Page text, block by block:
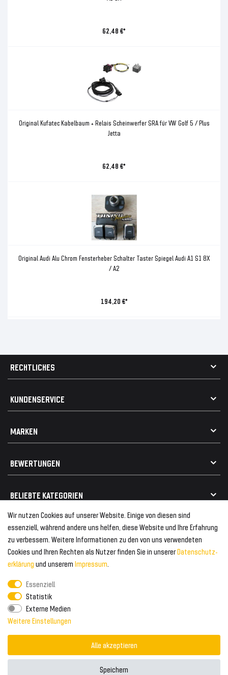
62,48 €*
Original Kufatec Kabelbaum + Relais Scheinwerfer SRA für VW Golf 5 / Plus
Jetta
62,48 €*
Original Audi Alu Chrom Fensterheber Schalter Taster Spiegel Audi A1 S1 8X
/ A2
194,20 €*
Wir nutzen Cookies auf unserer Website. Einige von diesen sind
essenziell, während andere uns helfen, diese Website und Ihre Erfahrung
zu verbessern. Weitere Informationen zu den von uns verwendeten
Cookies und Ihren Rechten als Nutzer finden Sie in unsererDaten­schutz­
erklärung und unserem Impressum.
Essenziell
Statistik
Externe Medien
Weitere Einstellungen
Alle akzeptieren
Speichern
RECHTLICHES
Widerrufsrecht
Vertrag widerrufen
Elektro- / Altteilentsorgung
KUNDENSERVICE
MARKEN
Geeignet für Mercedes
BEWERTUNGEN
BELIEBTE KATEGORIEN
Frontspoiler
Heckspoiler
Kabelbäume
Kühlergrill
FOLGEN SIE UNS AUF
Tuning Fanatics
ZAHLUNG & VERSAND
Zahlungsanbieter
Versand & Zahlung
WELTWEITER VERSAND
© 2026 Tuning Fanatics